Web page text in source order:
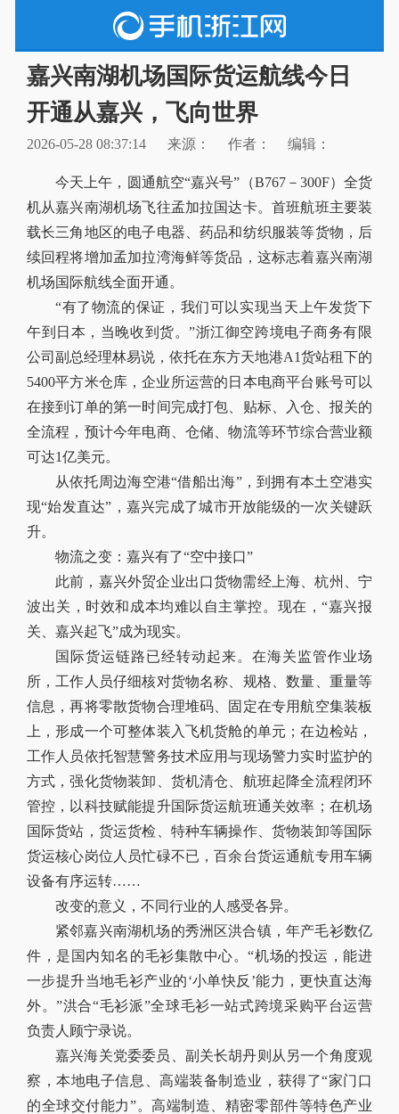
嘉兴南湖机场国际货运航线今日
开通从嘉兴，飞向世界
2026-05-28 08:37:14 来源： 作者： 编辑：
今天上午，圆通航空“嘉兴号”（B767－300F）全货
机从嘉兴南湖机场飞往孟加拉国达卡。首班航班主要装
载长三角地区的电子电器、药品和纺织服装等货物，后
续回程将增加孟加拉湾海鲜等货品，这标志着嘉兴南湖
机场国际航线全面开通。
“有了物流的保证，我们可以实现当天上午发货下
午到日本，当晚收到货。”浙江御空跨境电子商务有限
公司副总经理林易说，依托在东方天地港A1货站租下的
5400平方米仓库，企业所运营的日本电商平台账号可以
在接到订单的第一时间完成打包、贴标、入仓、报关的
全流程，预计今年电商、仓储、物流等环节综合营业额
可达1亿美元。
从依托周边海空港“借船出海”，到拥有本土空港实
现“始发直达”，嘉兴完成了城市开放能级的一次关键跃
升。
物流之变：嘉兴有了“空中接口”
此前，嘉兴外贸企业出口货物需经上海、杭州、宁
波出关，时效和成本均难以自主掌控。现在，“嘉兴报
关、嘉兴起飞”成为现实。
国际货运链路已经转动起来。在海关监管作业场
所，工作人员仔细核对货物名称、规格、数量、重量等
信息，再将零散货物合理堆码、固定在专用航空集装板
上，形成一个可整体装入飞机货舱的单元；在边检站，
工作人员依托智慧警务技术应用与现场警力实时监护的
方式，强化货物装卸、货机清仓、航班起降全流程闭环
管控，以科技赋能提升国际货运航班通关效率；在机场
国际货站，货运货检、特种车辆操作、货物装卸等国际
货运核心岗位人员忙碌不已，百余台货运通航专用车辆
设备有序运转……
改变的意义，不同行业的人感受各异。
紧邻嘉兴南湖机场的秀洲区洪合镇，年产毛衫数亿
件，是国内知名的毛衫集散中心。“机场的投运，能进
一步提升当地毛衫产业的‘小单快反’能力，更快直达海
外。”洪合“毛衫派”全球毛衫一站式跨境采购平台运营
负责人顾宁录说。
嘉兴海关党委委员、副关长胡丹则从另一个角度观
察，本地电子信息、高端装备制造业，获得了“家门口
的全球交付能力”。高端制造、精密零部件等特色产业